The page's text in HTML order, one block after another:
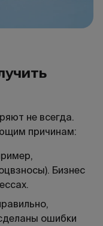
не всегда.
причинам:
Бизнес
ошибки